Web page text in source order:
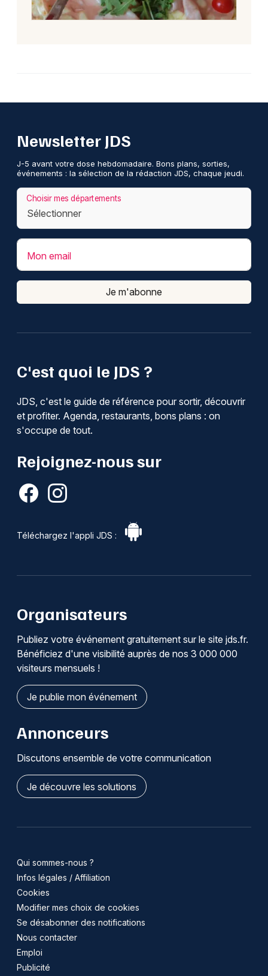
C'est quoi le JDS ?
JDS, c'est le guide de référence pour sortir, découvrir
et profiter. Agenda, restaurants, bons plans : on
s'occupe de tout.
Rejoignez-nous sur
Téléchargez l'appli JDS :
Newsletter JDS
J-5 avant votre dose hebdomadaire. Bons plans, sorties,
événements : la sélection de la rédaction JDS, chaque jeudi.
Choisir mes départements
Mon email
Je m'abonne
Organisateurs
Publiez votre événement gratuitement sur le site jds.fr.
Bénéficiez d'une visibilité auprès de nos 3 000 000
visiteurs mensuels !
Je publie mon événement
Annonceurs
Discutons ensemble de votre communication
Je découvre les solutions
Qui sommes-nous ?
Infos légales / Affiliation
Cookies
Modifier mes choix de cookies
Se désabonner des notifications
Nous contacter
Emploi
Publicité